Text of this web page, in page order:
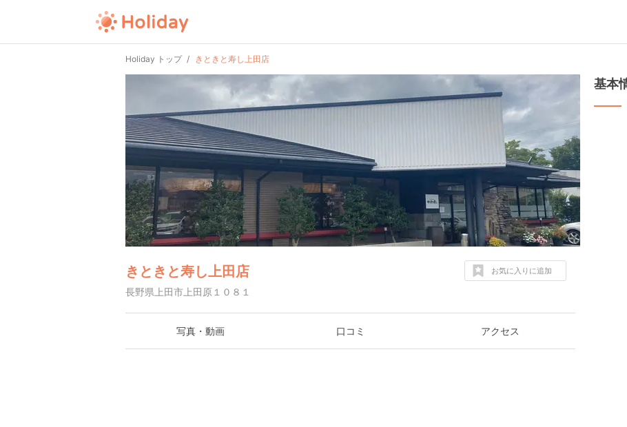
Holiday トップ きときと寿し上田店
きときと寿し上田店
長野県上田市上田原１０８１
お気に入りに追加
写真・動画 口コミ アクセス
基本